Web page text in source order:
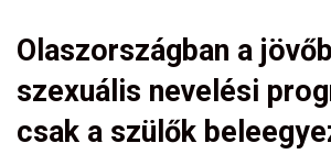
Olaszországban a
szexuális nevelési
csak a szülők